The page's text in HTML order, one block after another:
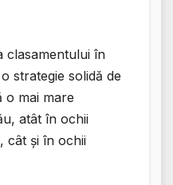
clasamentului în
strategie solidă de
o mai mare
atât în ochii
cât și în ochii